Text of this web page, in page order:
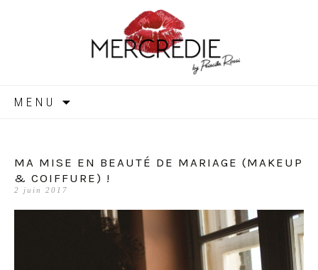
MERCREDIE
MENU
MA MISE EN BEAUTÉ DE MARIAGE (MAKEUP
& COIFFURE) !
2 juin 2017